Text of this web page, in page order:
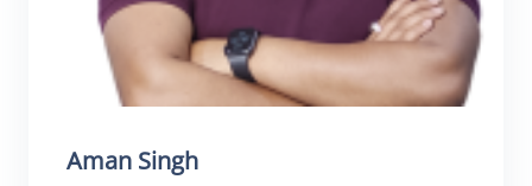
Aman Singh